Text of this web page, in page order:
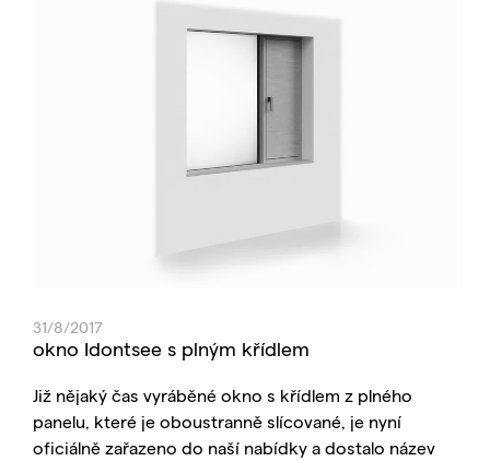
31/8/2017
okno Idontsee s plným křídlem
Již nějaký čas vyráběné okno s křídlem z plného
panelu, které je oboustranně slícované, je nyní
oficiálně zařazeno do naší nabídky a dostalo název